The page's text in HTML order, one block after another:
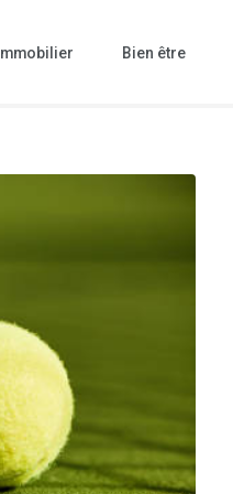
Immobilier Bien être